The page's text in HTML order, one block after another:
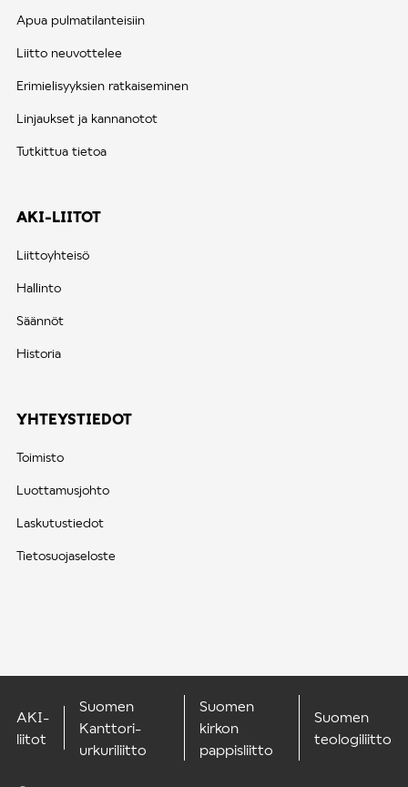
Apua pulmatilanteisiin
Liitto neuvottelee
Erimielisyyksien ratkaiseminen
Linjaukset ja kannanotot
Tutkittua tietoa
AKI-LIITOT
Liittoyhteisö
Hallinto
Säännöt
Historia
YHTEYSTIEDOT
Toimisto
Luottamusjohto
Laskutustiedot
Tietosuojaseloste
AKI-
liitot
Suomen
Kanttori-
urkuriliitto
Suomen
kirkon
pappisliitto
Suomen
teologiliitto